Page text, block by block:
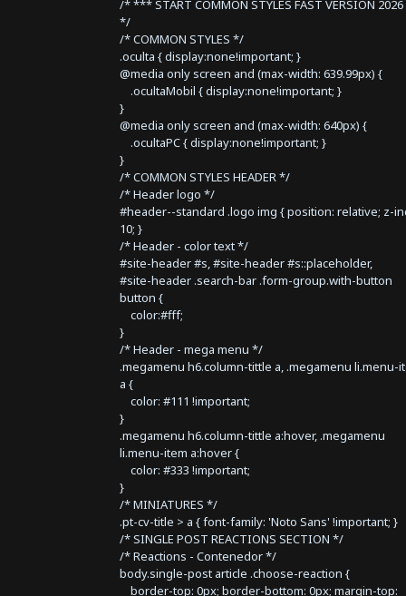
/* *** START COMMON STYLES FAST VERSION
*/
/* COMMON STYLES */
.oculta { display:none!important; }
@media only screen and (max-width: 639.99px) {
.ocultaMobil { display:none!important; }
}
@media only screen and (max-width: 640px) {
.ocultaPC { display:none!important; }
}
/* COMMON STYLES HEADER */
/* Header logo */
#header--standard .logo img { position: relative; z-
10; }
/* Header - color text */
#site-header #s, #site-header #s::placeholder,
#site-header .search-bar .form-group.with-button
button {
color:#fff;
}
/* Header - mega menu */
.megamenu h6.column-tittle a, .megamenu li.menu-
a {
color: #111 !important;
}
.megamenu h6.column-tittle a:hover, .megamenu
li.menu-item a:hover {
color: #333 !important;
}
/* MINIATURES */
.pt-cv-title > a { font-family: 'Noto Sans' !important; }
/* SINGLE POST REACTIONS SECTION */
/* Reactions - Contenedor */
body.single-post article .choose-reaction {
border-top: 0px; border-bottom: 0px; margin-top: